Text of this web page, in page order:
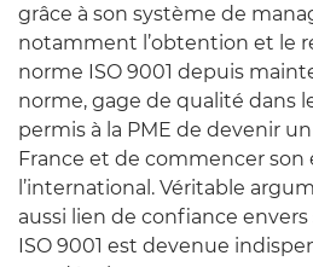
grâce à son système de
notamment l’obtention et le
norme ISO 9001 depuis
norme, gage de qualité dans
permis à la PME de devenir
France et de commencer son
l’international. Véritable
aussi lien de confiance
ISO 9001 est devenue